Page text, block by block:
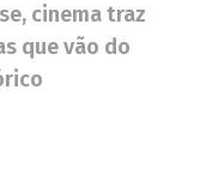
cinema traz
que vão do